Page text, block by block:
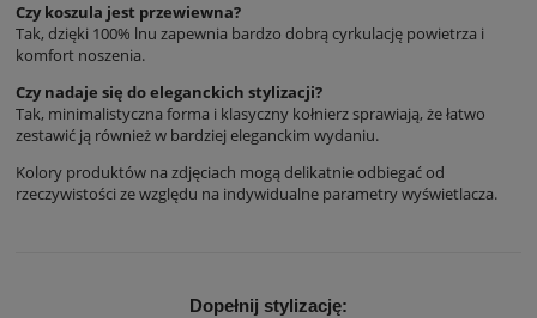
Czy koszula jest przewiewna?
Tak, dzięki 100% lnu zapewnia bardzo dobrą cyrkulację powietrza i
komfort noszenia.
Czy nadaje się do eleganckich stylizacji?
Tak, minimalistyczna forma i klasyczny kołnierz sprawiają, że łatwo
zestawić ją również w bardziej eleganckim wydaniu.
Kolory produktów na zdjęciach mogą delikatnie odbiegać od
rzeczywistości ze względu na indywidualne parametry wyświetlacza.
Dopełnij stylizację: